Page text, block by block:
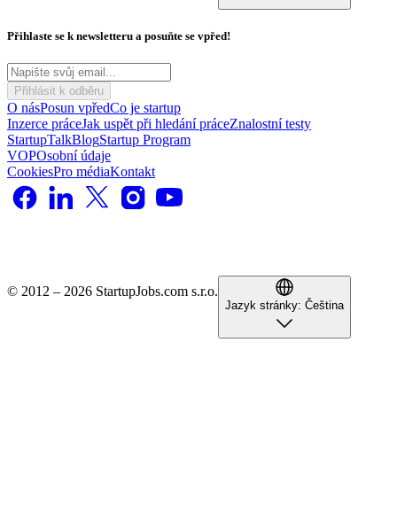
Přihlaste se k newsletteru a posuňte se vpřed!
Přihlásit k odběru
O násPosun vpředCo je startup
Inzerce práceJak uspět při hledání práceZnalostní testy
StartupTalkBlogStartup Program
VOPOsobní údaje
CookiesPro médiaKontakt
© 2012 – 2026 StartupJobs.com s.r.o.
Jazyk stránky: Čeština